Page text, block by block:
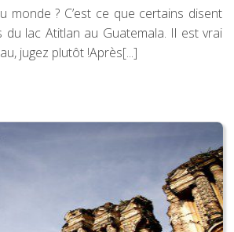
monde ? C’est ce que certains disent
lac Atitlan au Guatemala. Il est vrai
jugez plutôt !Après[...]